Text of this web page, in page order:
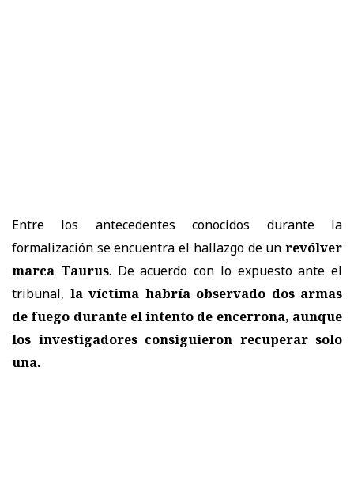
Entre los antecedentes conocidos durante la
formalización se encuentra el hallazgo de un revólver
marca Taurus. De acuerdo con lo expuesto ante el
tribunal, la víctima habría observado dos armas
de fuego durante el intento de encerrona, aunque
los investigadores consiguieron recuperar solo
una.